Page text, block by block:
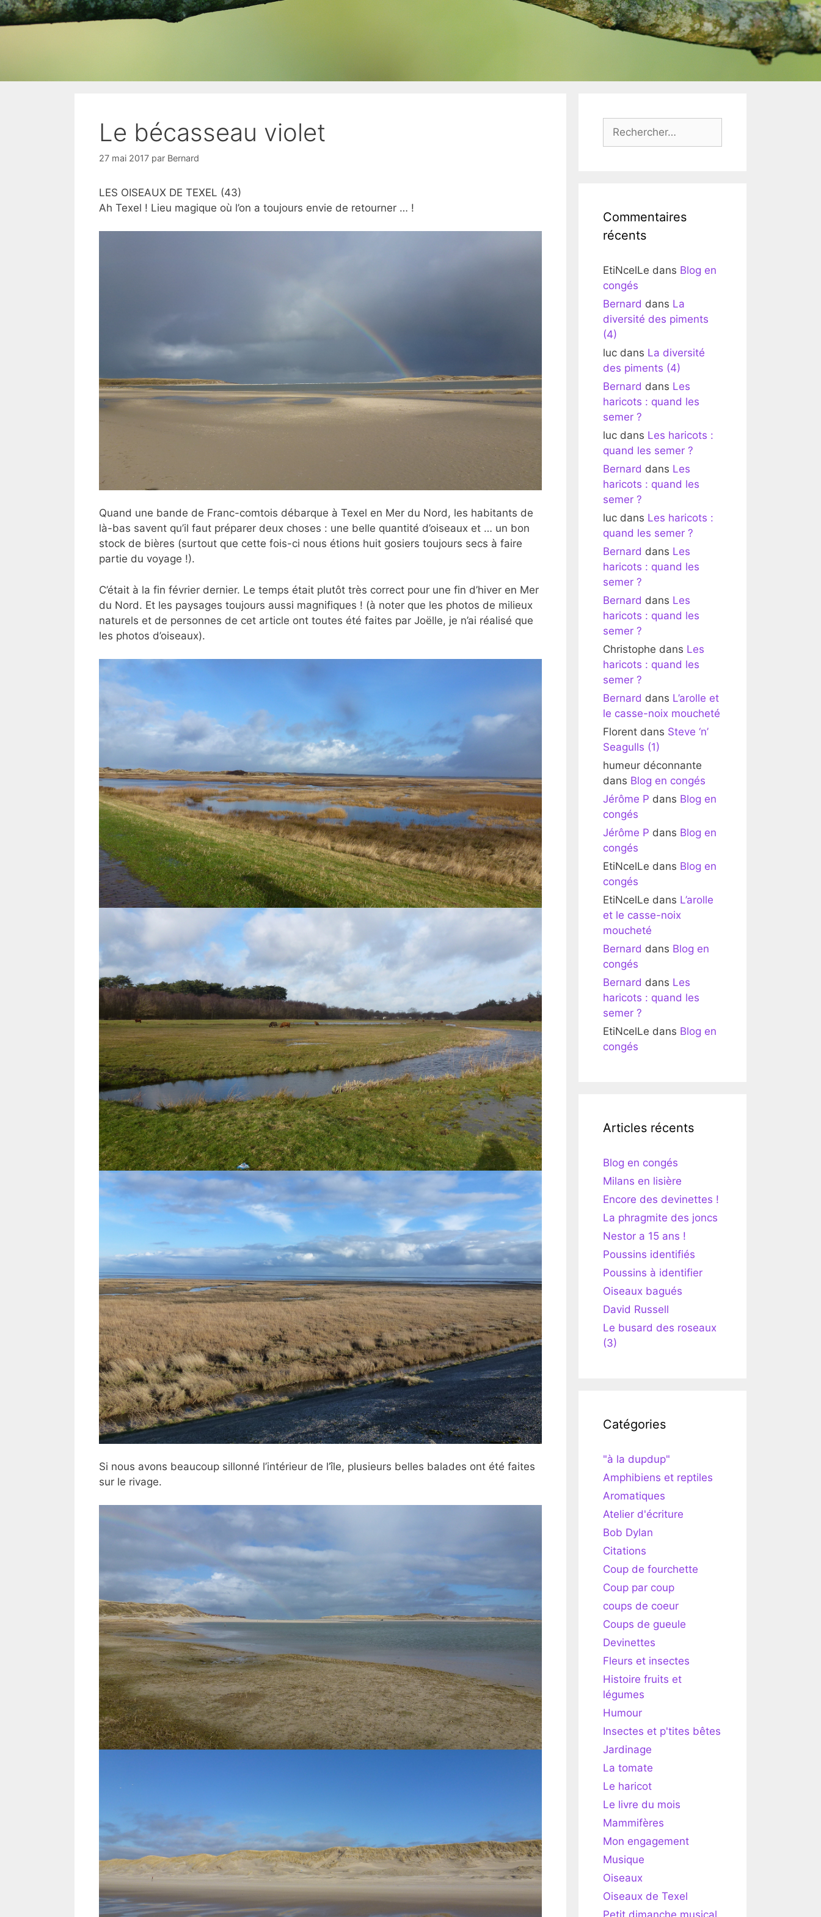
Le bécasseau violet
27 mai 2017 par Bernard
LES OISEAUX DE TEXEL (43)
Ah Texel ! Lieu magique où l’on a toujours envie de retourner … !
Quand une bande de Franc-comtois débarque à Texel en Mer du Nord, les habitants de
là-bas savent qu’il faut préparer deux choses : une belle quantité d’oiseaux et … un bon
stock de bières (surtout que cette fois-ci nous étions huit gosiers toujours secs à faire
partie du voyage !).
C’était à la fin février dernier. Le temps était plutôt très correct pour une fin d’hiver en Mer
du Nord. Et les paysages toujours aussi magnifiques ! (à noter que les photos de milieux
naturels et de personnes de cet article ont toutes été faites par Joëlle, je n’ai réalisé que
les photos d’oiseaux).
Si nous avons beaucoup sillonné l’intérieur de l’île, plusieurs belles balades ont été faites
sur le rivage.
Commentaires
récents
EtiNcelLe dans Blog en
congés
Bernard dans La
diversité des piments
(4)
luc dans La diversité
des piments (4)
Bernard dans Les
haricots : quand les
semer ?
luc dans Les haricots :
quand les semer ?
Bernard dans Les
haricots : quand les
semer ?
luc dans Les haricots :
quand les semer ?
Bernard dans Les
haricots : quand les
semer ?
Bernard dans Les
haricots : quand les
semer ?
Christophe dans Les
haricots : quand les
semer ?
Bernard dans L’arolle et
le casse-noix moucheté
Florent dans Steve ‘n’
Seagulls (1)
humeur déconnante
dans Blog en congés
Jérôme P dans Blog en
congés
Jérôme P dans Blog en
congés
EtiNcelLe dans Blog en
congés
EtiNcelLe dans L’arolle
et le casse-noix
moucheté
Bernard dans Blog en
congés
Bernard dans Les
haricots : quand les
semer ?
EtiNcelLe dans Blog en
congés
Articles récents
Blog en congés
Milans en lisière
Encore des devinettes !
La phragmite des joncs
Nestor a 15 ans !
Poussins identifiés
Poussins à identifier
Oiseaux bagués
David Russell
Le busard des roseaux
(3)
Catégories
"à la dupdup"
Amphibiens et reptiles
Aromatiques
Atelier d'écriture
Bob Dylan
Citations
Coup de fourchette
Coup par coup
coups de coeur
Coups de gueule
Devinettes
Fleurs et insectes
Histoire fruits et
légumes
Humour
Insectes et p'tites bêtes
Jardinage
La tomate
Le haricot
Le livre du mois
Mammifères
Mon engagement
Musique
Oiseaux
Oiseaux de Texel
Petit dimanche musical